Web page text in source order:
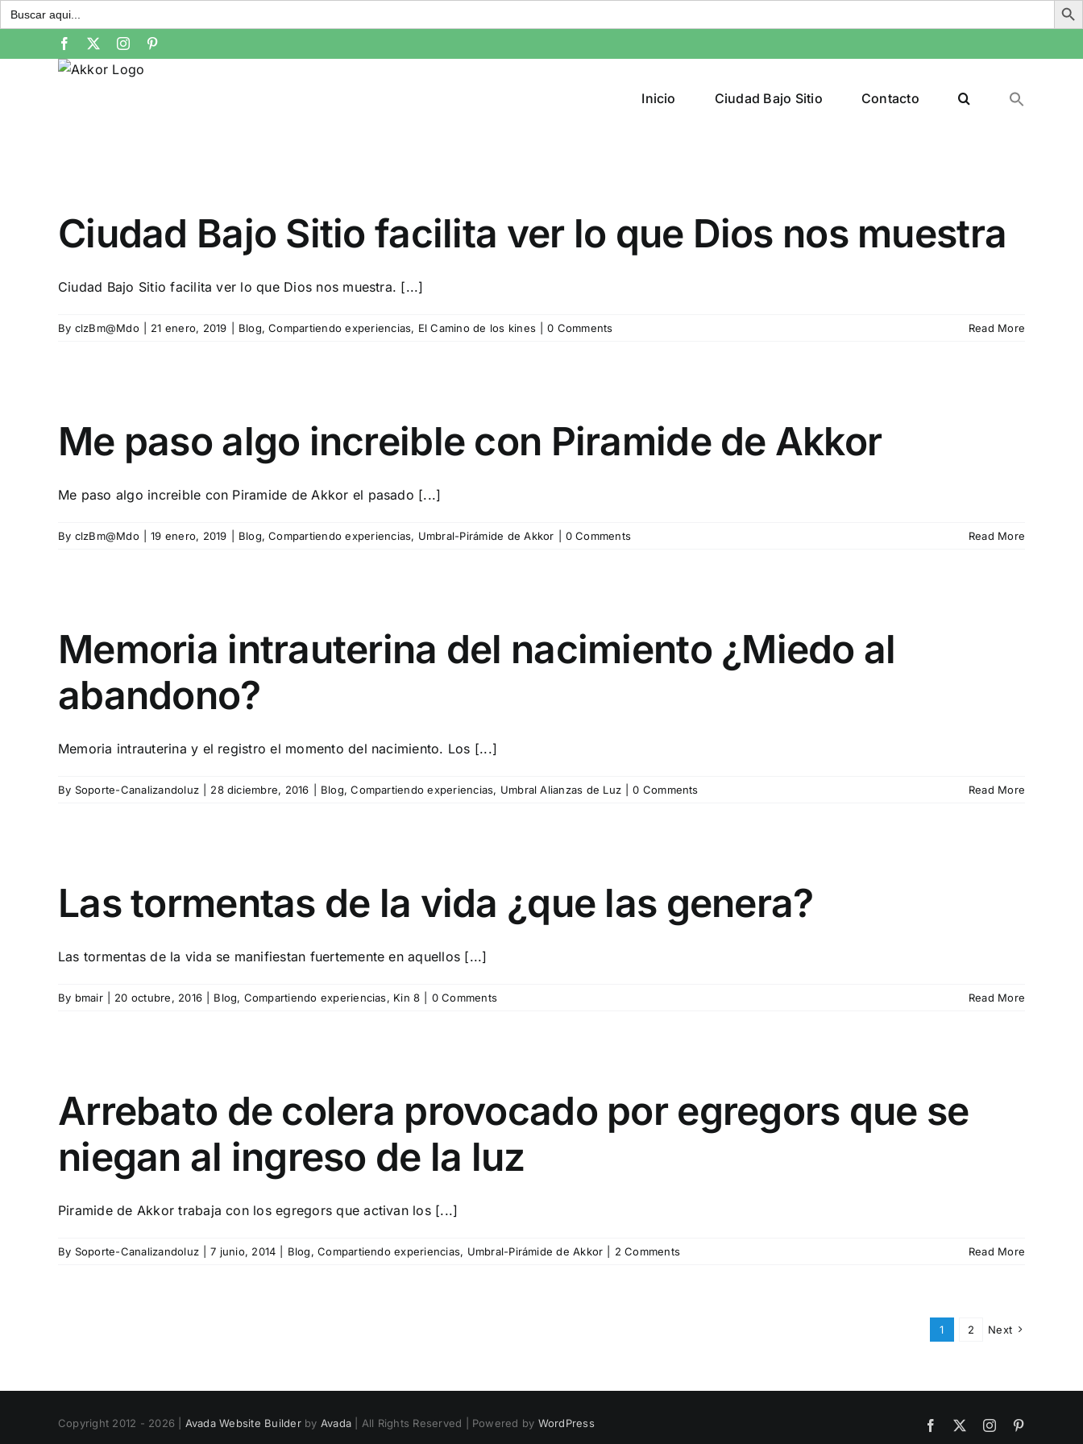
Buscar:
to
Facebook Instagram
Inicio Ciudad Bajo Sitio Contacto
Ciudad Bajo Sitio facilita ver lo que Dios nos muestra
Ciudad Bajo Sitio facilita ver lo que Dios nos muestra. [...]
By clzBm@Mdo 21 enero, 2019 Blog,Compartiendo experiencias, El Camino de los kines 0 Comments Read More
Me paso algo increible con Piramide de Akkor
Me paso algo increible con Piramide de Akkor el pasado [...]
By clzBm@Mdo 19 enero, 2019 Blog,Compartiendo experiencias, Umbral-Pirámide de Akkor 0 Comments Read More
Memoria intrauterina del nacimiento ¿Miedo al
abandono?
Memoria intrauterina y el registro el momento del nacimiento. Los [...]
By Soporte-Canalizandoluz 28 diciembre, 2016 Blog,Compartiendo experiencias, Umbral Alianzas de Luz 0 Comments Read More
Las tormentas de la vida ¿que las genera?
Las tormentas de la vida se manifiestan fuertemente en aquellos [...]
By bmair 20 octubre, 2016 Blog, Compartiendo experiencias, Kin 8 0 Comments Read More
Arrebato de colera provocado por egregors que se
niegan al ingreso de la luz
Piramide de Akkor trabaja con los egregors que activan los [...]
By Soporte-Canalizandoluz 7 junio, 2014 Blog,Compartiendo experiencias, Umbral-Pirámide de Akkor 2 Comments Read More
1 2 Next
Copyright 2012 - 2026 | Avada Website Builderby Avada| All Rights Reserved | Powered by WordPress Facebook Instagram